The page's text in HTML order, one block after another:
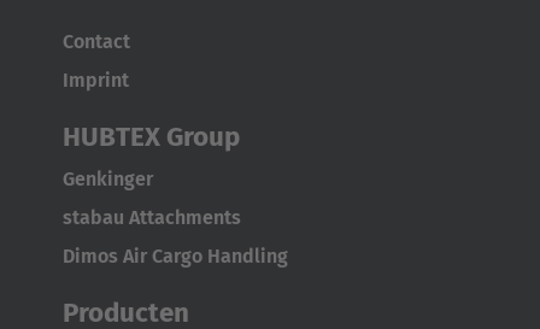
United States
English
ASIA/PACIFIC
Contact
Imprint
HUBTEX Group
Genkinger
stabau Attachments
Dimos Air Cargo Handling
Producten